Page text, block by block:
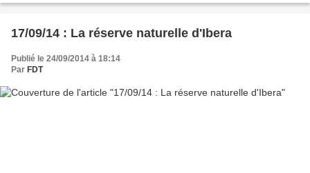
17/09/14 : La réserve naturelle d'Ibera
Publié le 24/09/2014 à 18:14
Par FDT